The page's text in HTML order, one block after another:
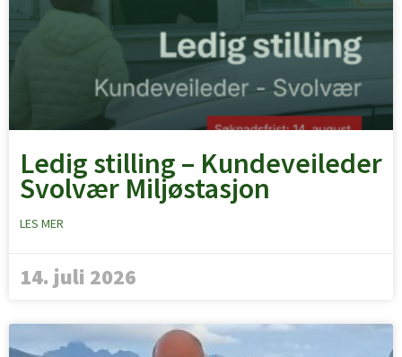
Ledig stilling – Kundeveileder
Svolvær Miljøstasjon
LES MER
14. juli 2026